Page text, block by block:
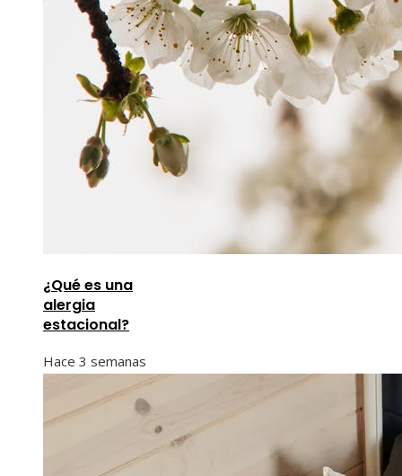
¿Qué es una
alergia
estacional?
Hace 3 semanas